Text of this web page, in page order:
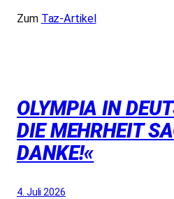
Zum Taz-Artikel
OLYMPIA IN
DIE MEHRHEIT
DANKE!«
4. Juli 2026